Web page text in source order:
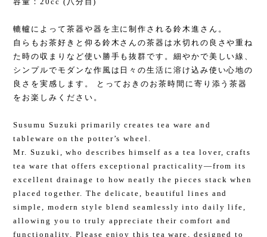
轆轤によって茶器や器を主に制作される鈴木進さん。
自らもお茶好きと仰る鈴木さんの茶器は水切れの良さや重ね
た時の収まりなど使い勝手も抜群です。細やかで美しい線、
シンプルでモダンな作風は日々の生活に溶け込み使い心地の
良さを実感します。 とっておきのお茶時間に寄り添う茶器
をお楽しみください。
Susumu Suzuki primarily creates tea ware and
tableware on the potter’s wheel.
Mr. Suzuki, who describes himself as a tea lover, crafts
tea ware that offers exceptional practicality—from its
excellent drainage to how neatly the pieces stack when
placed together. The delicate, beautiful lines and
simple, modern style blend seamlessly into daily life,
allowing you to truly appreciate their comfort and
functionality. Please enjoy this tea ware, designed to